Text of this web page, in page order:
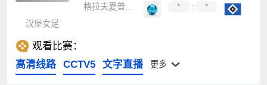
格拉夫夏普女足
* :
*
汉堡女足
观看比赛：
高清线路
CCTV5 文字直播 更多